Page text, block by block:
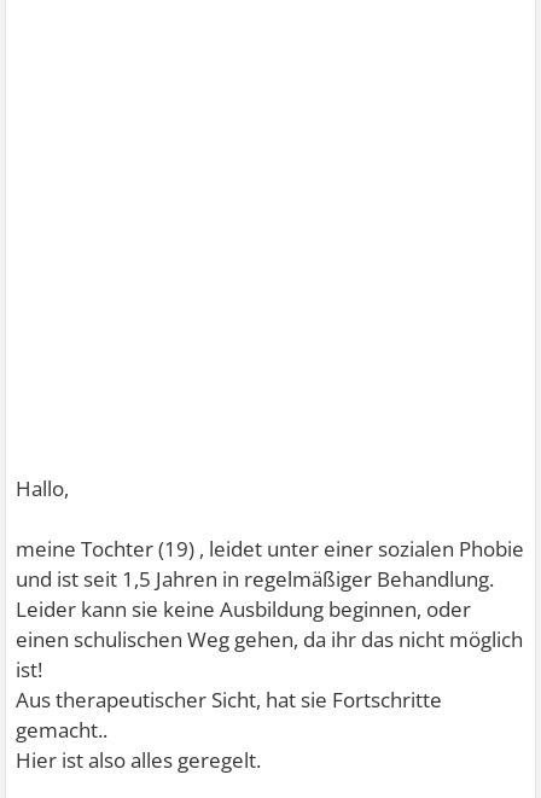
Hallo,
meine Tochter (19) , leidet unter einer sozialen Phobie
und ist seit 1,5 Jahren in regelmäßiger Behandlung.
Leider kann sie keine Ausbildung beginnen, oder
einen schulischen Weg gehen, da ihr das nicht möglich
ist!
Aus therapeutischer Sicht, hat sie Fortschritte
gemacht..
Hier ist also alles geregelt.